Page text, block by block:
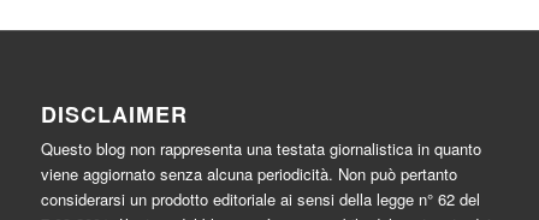
DISCLAIMER
Questo blog non rappresenta una testata giornalistica in quanto
viene aggiornato senza alcuna periodicità. Non può pertanto
considerarsi un prodotto editoriale ai sensi della legge n° 62 del